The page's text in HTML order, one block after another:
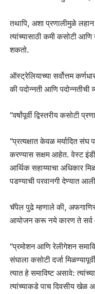
तथापि, अशा प्रणालीमुळे
त्यांच्यासाठी कमी कसोटी
शकतो.
ऑस्ट्रेलियाच्या सर्वोत्तम
की पदोन्नती आणि पदोन्नतीची
“वर्षांपूर्वी द्विस्तरीय कसोटी
“प्रत्यक्षात केवळ मर्यादित संघ
करण्यास सक्षम आहेत. वेस्ट
आर्थिक सहाय्याचा अधिकार
पडण्याची परवानगी देण्यात
चॅपेल पुढे म्हणाले की,
आयोजन करू नये कारण ते सर्व
“प्रमोशन आणि रेलीगेशन
संघाला कसोटी दर्जा
त्यात हे समाविष्ट असावे:
त्यांच्याकडे पाच दिवसीय खेळ